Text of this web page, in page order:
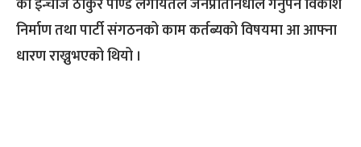
का ईन्चार्ज ठाकुर पाण्डे लगायतले जनप्रतिनिधीले गनुपर्ने विकाश
निर्माण तथा पार्टी संगठनको काम कर्तब्यको विषयमा आ आफ्ना
धारण राख्नुभएको थियो ।